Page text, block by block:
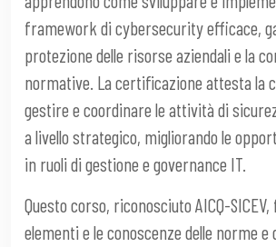
framework di cybersecurity efficace,
protezione delle risorse aziendali e la
normative. La certificazione attesta la
gestire e coordinare le attività di
a livello strategico, migliorando le
in ruoli di gestione e governance IT.
Questo corso, riconosciuto AICQ-
elementi e le conoscenze delle norme e